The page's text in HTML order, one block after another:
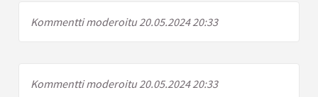
Kommentti moderoitu 20.05.2024 20:33
Kommentti moderoitu 20.05.2024 20:33